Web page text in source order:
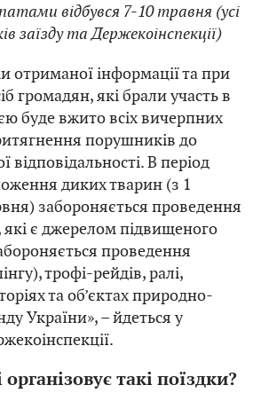
відбувся 7-10 травня (усі
заїзду та Держекоінспекції)
отриманої інформації та при
громадян, які брали участь в
буде вжито всіх вичерпних
порушників до
відповідальності. В період
диких тварин (з 1
забороняється проведення
які є джерелом підвищеного
проведення
трофі-рейдів, ралі,
та об’єктах природно-
України», – йдеться у
організовує такі поїздки?